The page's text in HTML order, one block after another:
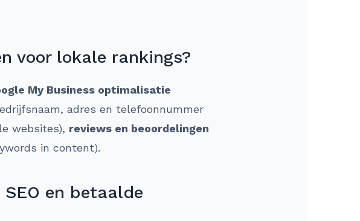
voor lokale rankings?
My Business optimalisatie
adres en telefoonnummer
websites), reviews en beoordelingen
in content).
en betaalde